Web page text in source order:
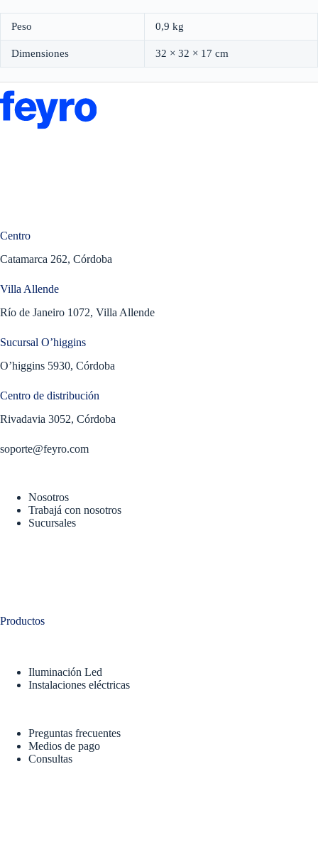
Peso 0,9 kg
Dimensiones 32 × 32 × 17 cm
Centro
Catamarca 262, Córdoba
Villa Allende
Río de Janeiro 1072, Villa Allende
Sucursal O’higgins
O’higgins 5930, Córdoba
Centro de distribución
Rivadavia 3052, Córdoba
soporte@feyro.com
Nosotros
Trabajá con nosotros
Sucursales
Productos
Iluminación Led
Instalaciones eléctricas
Preguntas frecuentes
Medios de pago
Consultas